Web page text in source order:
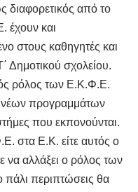
διαφορετικός από το
έχουν και
στους καθηγητές και
Δημοτικού σχολείου.
ρόλος των Ε.Κ.Φ.Ε.
νέων προγραμμάτων
που εκπονούνται.
στα Ε.Κ. είτε αυτός ο
να αλλάξει ο ρόλος των
πάλι περιπτώσεις θα